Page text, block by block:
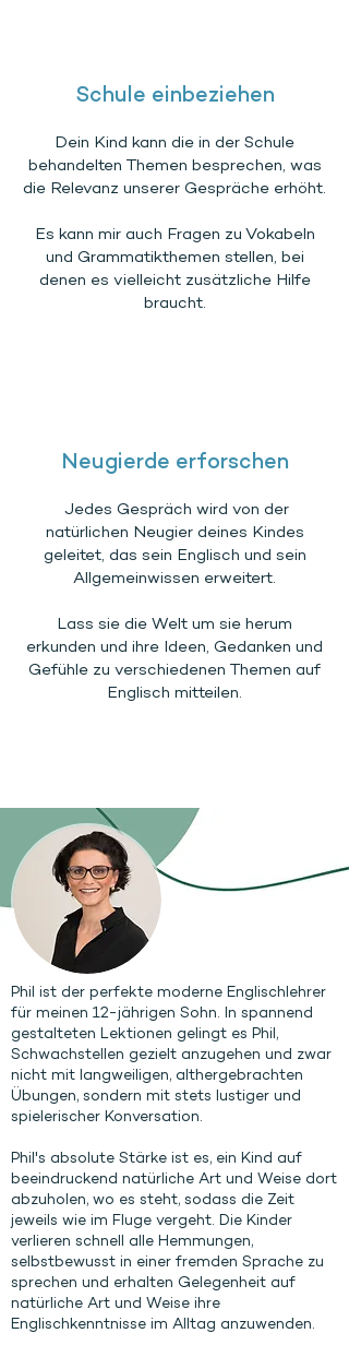
Schule einbeziehen
Dein Kind kann die in der Schule
behandelten Themen besprechen, was
die Relevanz unserer Gespräche erhöht.
Es kann mir auch Fragen zu Vokabeln
und Grammatikthemen stellen, bei
denen es vielleicht zusätzliche Hilfe
braucht.
Neugierde erforschen
Jedes Gespräch wird von der
natürlichen Neugier deines Kindes
geleitet, das sein Englisch und sein
Allgemeinwissen erweitert.
Lass sie die Welt um sie herum
erkunden und ihre Ideen, Gedanken und
Gefühle zu verschiedenen Themen auf
Englisch mitteilen.
Phil ist der perfekte moderne Englischlehrer
für meinen 12-jährigen Sohn. In spannend
gestalteten Lektionen gelingt es Phil,
Schwachstellen gezielt anzugehen und zwar
nicht mit langweiligen, althergebrachten
Übungen, sondern mit stets lustiger und
spielerischer Konversation.
Phil's absolute Stärke ist es, ein Kind auf
beeindruckend natürliche Art und Weise dort
abzuholen, wo es steht, sodass die Zeit
jeweils wie im Fluge vergeht. Die Kinder
verlieren schnell alle Hemmungen,
selbstbewusst in einer fremden Sprache zu
sprechen und erhalten Gelegenheit auf
natürliche Art und Weise ihre
Englischkenntnisse im Alltag anzuwenden.